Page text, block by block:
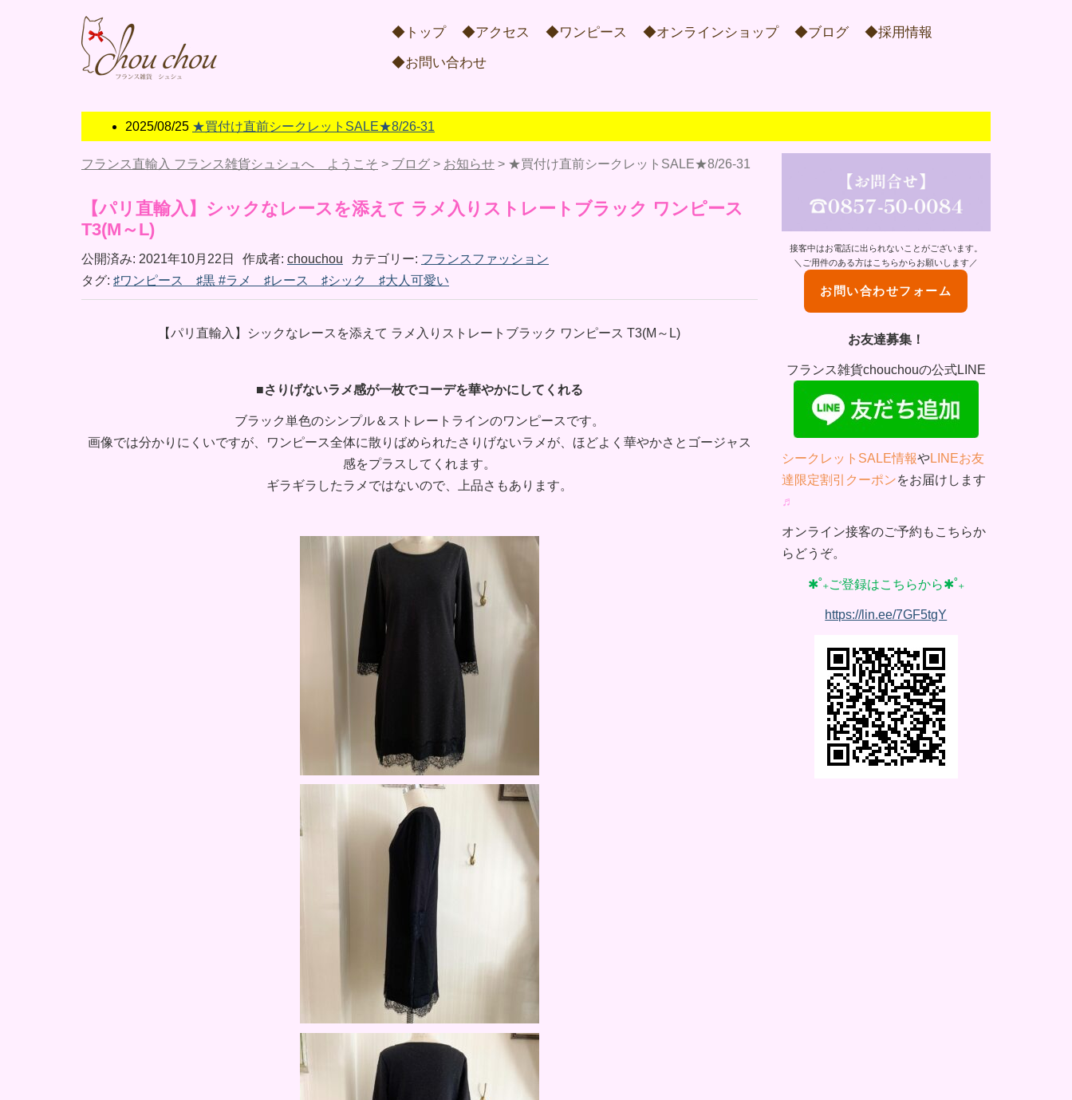
◆トップ ◆アクセス ◆ワンピース ◆オンラインショップ ◆ブログ
◆採用情報
◆お問い合わせ
2025/08/25 ★買付け直前シークレットSALE★8/26-31
フランス直輸入 フランス雑貨シュシュへ ようこそ > ブログ > お知らせ > ★買付け直前シークレットSALE★8/26-31
【パリ直輸入】シックなレースを添えて ラメ入りストレートブラック ワンピース
T3(М～L)
公開済み: 2021年10月22日 作成者: chouchou カテゴリー: フランスファッション
タグ: ♯ワンピース ♯黒 #ラメ ♯レース ♯シック ♯大人可愛い
【パリ直輸入】シックなレースを添えて ラメ入りストレートブラック ワンピース T3(М～L)
■さりげないラメ感が一枚でコーデを華やかにしてくれる
ブラック単色のシンプル＆ストレートラインのワンピースです。
画像では分かりにくいですが、ワンピース全体に散りばめられたさりげないラメが、ほどよく華やかさとゴージャス
感をプラスしてくれます。
ギラギラしたラメではないので、上品さもあります。
接客中はお電話に出られないことがございます。
＼ご用件のある方はこちらからお願いします／
お問い合わせフォーム
お友達募集！
フランス雑貨chouchouの公式LINE
シークレットSALE情報やLINEお友
達限定割引クーポンをお届けします
♬
オンライン接客のご予約もこちらか
らどうぞ。
✱˚₊ご登録はこちらから✱˚₊
https://lin.ee/7GF5tgY